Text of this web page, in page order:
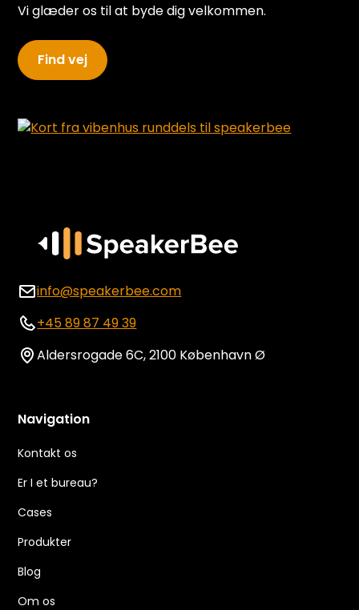
Vi glæder os til at byde dig velkommen.
Find vej
info@speakerbee.com
+45 89 87 49 39
Aldersrogade 6C, 2100 København Ø
Navigation
Kontakt os
Er I et bureau?
Cases
Produkter
Blog
Om os